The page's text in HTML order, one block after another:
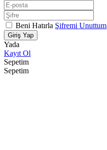
Beni Hatırla Şifremi Unuttum
Giriş Yap
Yada
Kayıt Ol
Sepetim
Sepetim